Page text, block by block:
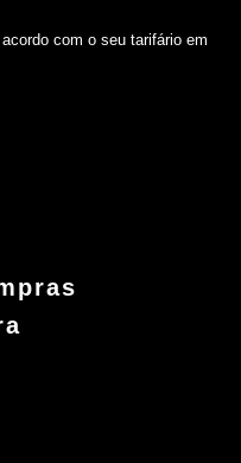
com o seu tarifário em